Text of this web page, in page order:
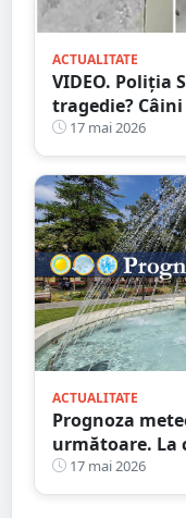
ACTUALITATE
VIDEO. Poliția
tragedie?
pe stradă
17 mai 2026
ACTUALITATE
Prognoza
următoare. La
aștepta
17 mai 2026